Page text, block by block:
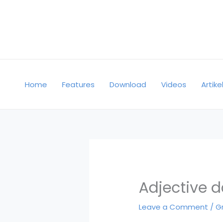
Home Features Download Videos Artikel
Adjective
Leave a Comment /